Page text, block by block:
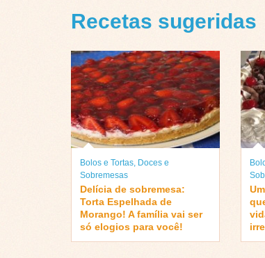
Recetas sugeridas
Bolos e Tortas Doces e
Sobremesas
Delícia de sobremesa:
Torta Espelhada de
Morango! A família vai ser
só elogios para você!